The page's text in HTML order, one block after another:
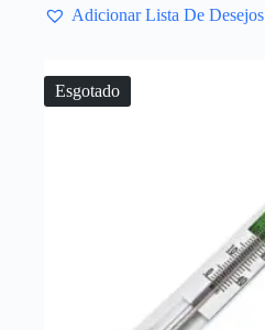
Adicionar Lista De Desejos
Esgotado